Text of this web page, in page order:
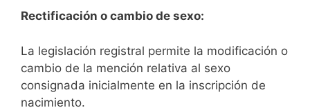
Rectificación o cambio de sexo:
La legislación registral permite la modificación o
cambio de la mención relativa al sexo
consignada inicialmente en la inscripción de
nacimiento.